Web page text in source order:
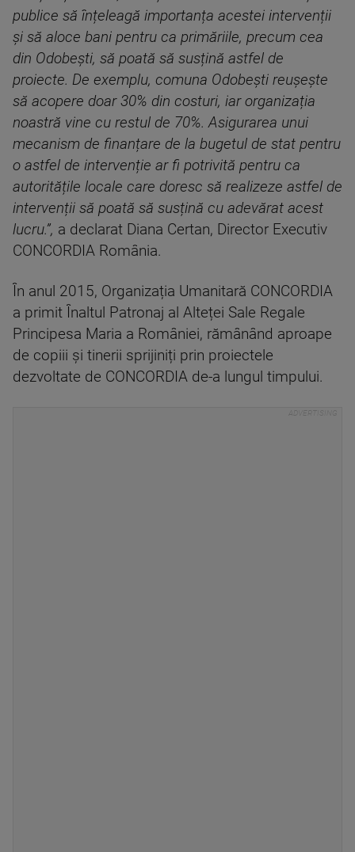
publice să înțeleagă importanța acestei intervenții
și să aloce bani pentru ca primăriile, precum cea
din Odobești, să poată să susțină astfel de
proiecte. De exemplu, comuna Odobești reușește
să acopere doar 30% din costuri, iar organizația
noastră vine cu restul de 70%. Asigurarea unui
mecanism de finanțare de la bugetul de stat pentru
o astfel de intervenție ar fi potrivită pentru ca
autoritățile locale care doresc să realizeze astfel de
intervenții să poată să susțină cu adevărat acest
lucru.”, a declarat Diana Certan, Director Executiv
CONCORDIA România.
În anul 2015, Organizația Umanitară CONCORDIA
a primit Înaltul Patronaj al Alteței Sale Regale
Principesa Maria a României, rămânând aproape
de copiii și tinerii sprijiniți prin proiectele
dezvoltate de CONCORDIA de-a lungul timpului.